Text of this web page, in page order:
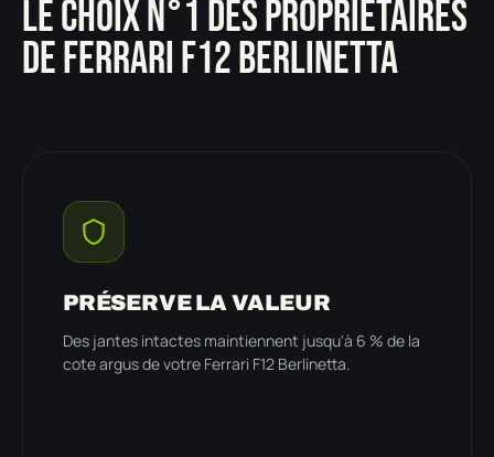
LE CHOIX N°1 DES PROPRIÉTAIRES
DE FERRARI F12 BERLINETTA
PRÉSERVE LA VALEUR
Des jantes intactes maintiennent jusqu'à 6 % de la
cote argus de votre Ferrari F12 Berlinetta.